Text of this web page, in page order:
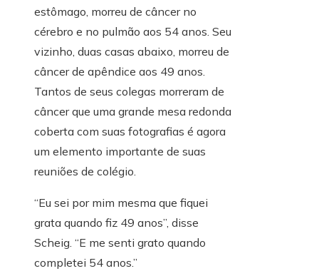
estômago, morreu de câncer no
cérebro e no pulmão aos 54 anos. Seu
vizinho, duas casas abaixo, morreu de
câncer de apêndice aos 49 anos.
Tantos de seus colegas morreram de
câncer que uma grande mesa redonda
coberta com suas fotografias é agora
um elemento importante de suas
reuniões de colégio.
“Eu sei por mim mesma que fiquei
grata quando fiz 49 anos”, disse
Scheig. “E me senti grato quando
completei 54 anos.”